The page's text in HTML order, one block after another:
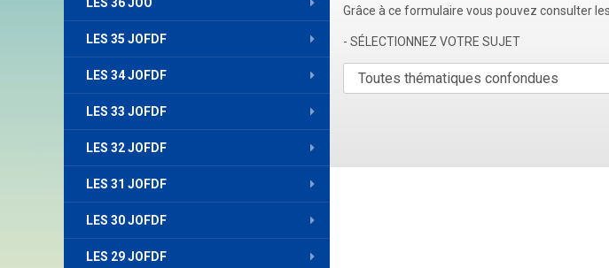
LES 35 JOFDF
LES 34 JOFDF
LES 33 JOFDF
LES 32 JOFDF
LES 31 JOFDF
LES 30 JOFDF
LES 29 JOFDF
Grâce à ce formulaire vous pouvez consulter
- SÉLECTIONNEZ VOTRE SUJET